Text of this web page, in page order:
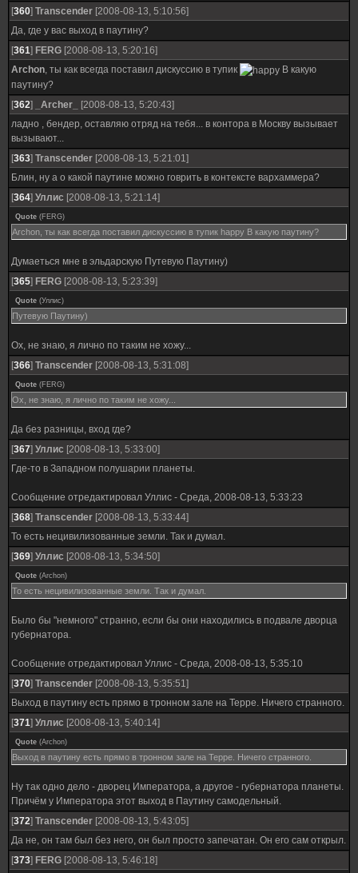
[360] Transcender [2008-08-13, 5:10:56]
Да, где у вас выход в паутину?
[361] FERG [2008-08-13, 5:20:16]
Archon, ты как всегда поставил дискуссию в тупик
В какую
паутину?
[362] _Archer_
[2008-08-13, 5:20:43]
ладно , бендер, оставляю отряд на тебя... в контора в Москву вызывает
вызывают...
[363] Transcender [2008-08-13, 5:21:01]
Блин, ну а о какой паутине можно говрить в контексте вархаммера?
[364] Уллис [2008-08-13, 5:21:14]
Quote (FERG)
Archon, ты как всегда поставил дискуссию в тупик happy В какую паутину?
Думаеться мне в эльдарскую Путевую Паутину)
[365] FERG [2008-08-13, 5:23:39]
Quote (Уллис)
Путевую Паутину)
Ох, не знаю, я лично по таким не хожу...
[366] Transcender [2008-08-13, 5:31:08]
Quote (FERG)
Ох, не знаю, я лично по таким не хожу...
Да без разницы, вход где?
[367] Уллис [2008-08-13, 5:33:00]
Где-то в Западном полушарии планеты.
Сообщение отредактировал Уллис - Среда, 2008-08-13, 5:33:23
[368] Transcender [2008-08-13, 5:33:44]
То есть нецивилизованные земли. Так и думал.
[369] Уллис [2008-08-13, 5:34:50]
Quote (Archon)
То есть нецивилизованные земли. Так и думал.
Было бы "немного" странно, если бы они находились в подвале дворца
губернатора.
Сообщение отредактировал Уллис - Среда, 2008-08-13, 5:35:10
[370] Transcender [2008-08-13, 5:35:51]
Выход в паутину есть прямо в тронном зале на Терре. Ничего странного.
[371] Уллис [2008-08-13, 5:40:14]
Quote (Archon)
Выход в паутину есть прямо в тронном зале на Терре. Ничего странного.
Ну так одно дело - дворец Императора, а другое - губернатора планеты.
Причём у Императора этот выход в Паутину самодельный.
[372] Transcender [2008-08-13, 5:43:05]
Да не, он там был без него, он был просто запечатан. Он его сам открыл.
[373] FERG [2008-08-13, 5:46:18]